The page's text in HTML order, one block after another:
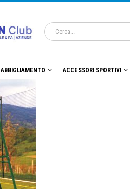
ABBIGLIAMENTO ACCESSORI SPORTIVI